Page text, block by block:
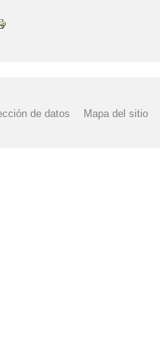
de datos Mapa del sitio